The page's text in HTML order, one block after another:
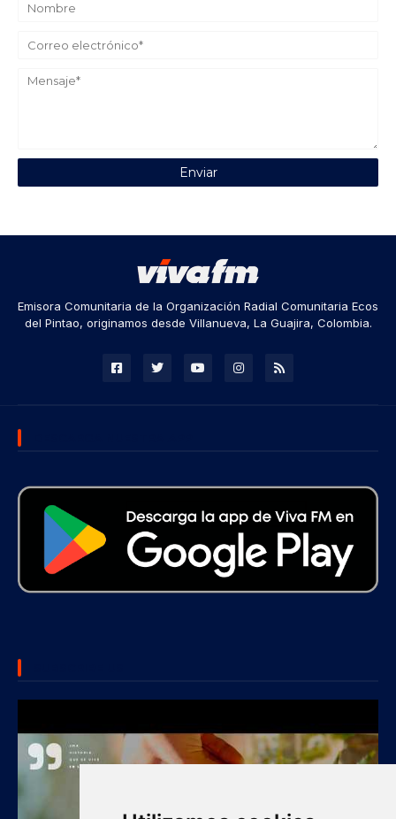
Emisora Comunitaria de la Organización Radial Comunitaria Ecos
del Pintao, originamos desde Villanueva, La Guajira, Colombia.